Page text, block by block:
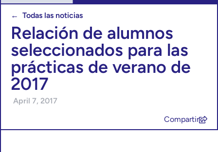
← Todas las noticias
Relación de alumnos
seleccionados para las
prácticas de verano de
2017
April 7, 2017
Compartir